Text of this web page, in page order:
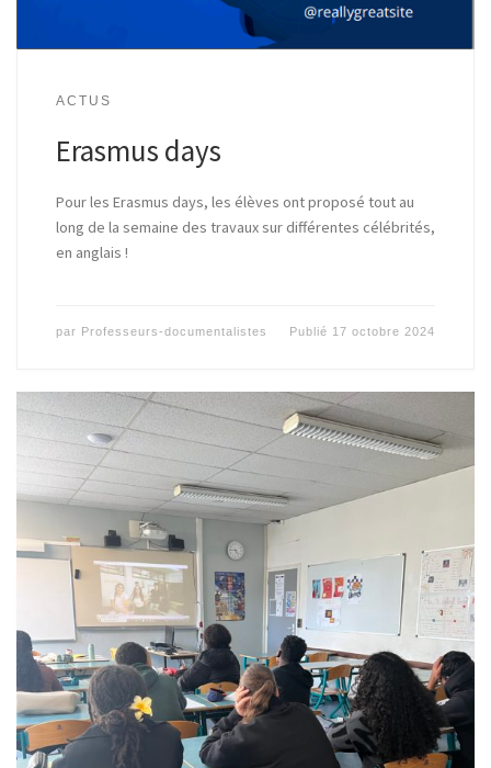
ACTUS
Erasmus days
Pour les Erasmus days, les élèves ont proposé tout au
long de la semaine des travaux sur différentes célébrités,
en anglais !
par Professeurs-documentalistes Publié 17 octobre 2024